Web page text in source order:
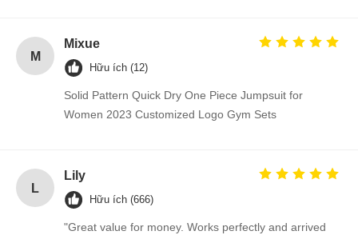
M
Mixue
Hữu ích (12)
Solid Pattern Quick Dry One Piece Jumpsuit for
Women 2023 Customized Logo Gym Sets
L
Lily
Hữu ích (666)
"Great value for money. Works perfectly and arrived